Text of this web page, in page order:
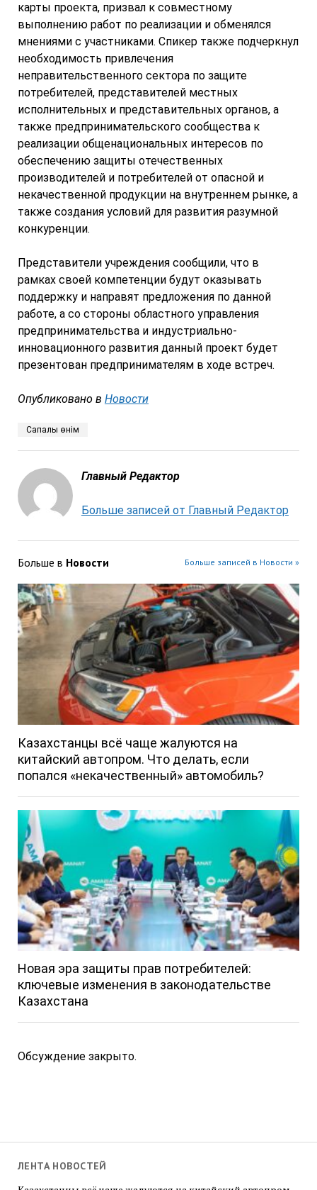
карты проекта, призвал к совместному
выполнению работ по реализации и обменялся
мнениями с участниками. Спикер также подчеркнул
необходимость привлечения
неправительственного сектора по защите
потребителей, представителей местных
исполнительных и представительных органов, а
также предпринимательского сообщества к
реализации общенациональных интересов по
обеспечению защиты отечественных
производителей и потребителей от опасной и
некачественной продукции на внутреннем рынке, а
также создания условий для развития разумной
конкуренции.
Представители учреждения сообщили, что в
рамках своей компетенции будут оказывать
поддержку и направят предложения по данной
работе, а со стороны областного управления
предпринимательства и индустриально-
инновационного развития данный проект будет
презентован предпринимателям в ходе встреч.
Опубликовано в Новости
Сапалы өнім
Главный Редактор
Больше записей от Главный Редактор
Больше в Новости Больше записей в Новости »
Казахстанцы всё чаще жалуются на
китайский автопром. Что делать, если
попался «некачественный» автомобиль?
Новая эра защиты прав потребителей:
ключевые изменения в законодательстве
Казахстана
Обсуждение закрыто.
ЛЕНТА НОВОСТЕЙ